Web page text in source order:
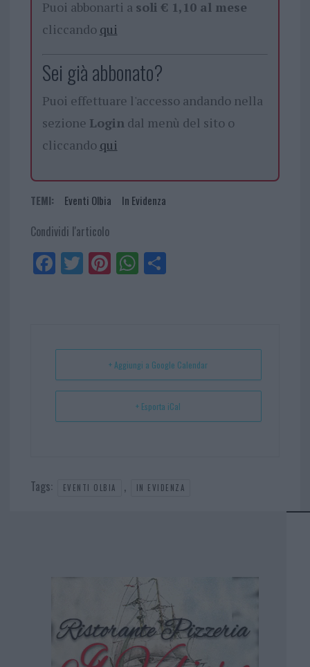
Puoi abbonarti a soli € 1,10 al mese
cliccando qui
Sei già abbonato?
Puoi effettuare l'accesso andando nella
sezione Login dal menù del sito o
cliccando qui
TEMI: Eventi Olbia In Evidenza
Condividi l'articolo
Fa
ce
Tw
itt
Pi
nt
t
W
ha
p
Sh
+ Aggiungi a Google Calendar
+ Esporta iCal
Tags: EVENTI OLBIA , IN EVIDENZA